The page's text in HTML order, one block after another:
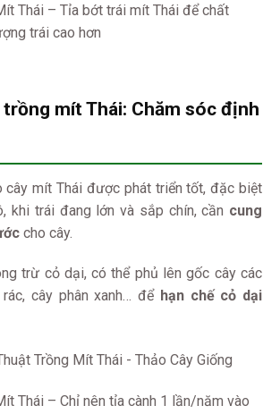
Thái – Tỉa bớt trái mít Thái để chất
trái cao hơn
mít Thái: Chăm sóc định
mít Thái được phát triển tốt, đặc biệt
khi trái đang lớn và sắp chín, cần cung
cho cây.
trừ cỏ dại, có thể phủ lên gốc cây các
cây phân xanh… để hạn chế cỏ dại
Thái – Chỉ nên tỉa cành 1 lần/năm vào